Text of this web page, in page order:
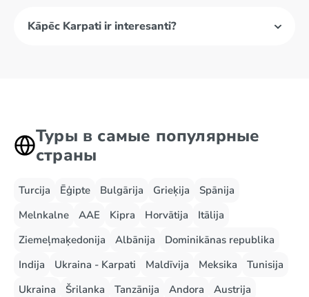
Kāpēc Karpati ir interesanti?
Туры в самые популярные
страны
Turcija Ēģipte Bulgārija Grieķija
Spānija
Melnkalne
AAE Kipra Horvātija
Itālija
Ziemeļmaķedonija
Albānija
Dominikānas republika
Indija
Ukraina - Karpati Maldīvija Meksika
Tunisija
Ukraina
Šrilanka Tanzānija Andora
Austrija